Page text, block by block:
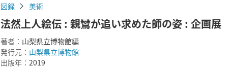
図録 美術
法然上人絵伝 : 親鸞が追い求めた師の姿 : 企画展
著者： 山梨県立博物館編
発行元： 山梨県立博物館
出版年： 2019